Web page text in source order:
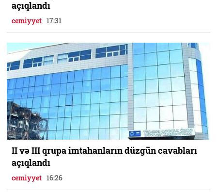
açıqlandı
cemiyyet 17:31
II və III qrupa imtahanların düzgün cavabları
açıqlandı
cemiyyet 16:26